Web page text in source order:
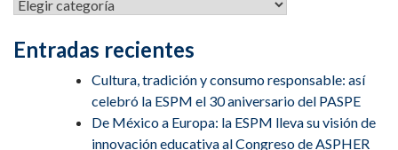
Entradas recientes
Cultura, tradición y consumo responsable: así
celebró la ESPM el 30 aniversario del PASPE
De México a Europa: la ESPM lleva su visión de
innovación educativa al Congreso de ASPHER